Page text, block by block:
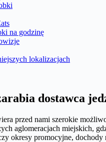
na godzinę
lokalizacjach
dostawca
przed nami szerokie
aglomeracjach miejskich,
okresy promocyjne, dochody